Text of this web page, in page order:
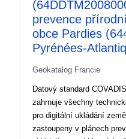
zeměpisného vymezení
Toto vymezení vymezuje
zvláštní předpisy. Tyto
a ukládají požadavky,
zastoupeny v územním
studia. • Nebezpečí při
dokumentech o
do obchodní zprávy nebo
dokumenty se používají k
prevence
obce Pardies
Pyrénées-
Geokatalog Francie
Datový standard
zahrnuje všechny
pro digitální ukládání
zastoupeny v plánech